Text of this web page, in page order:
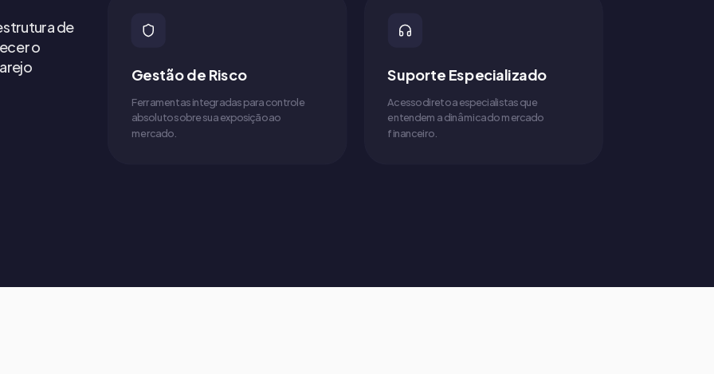
de
o
Gestão de Risco
Ferramentas integradas para controle
absoluto sobre sua exposição ao
mercado.
Suporte Especializado
Acesso direto a especialistas que
entendem a dinâmica do mercado
financeiro.